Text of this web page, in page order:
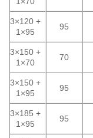
3×120 +
1×95
95
3×150 +
1×70
70
3×150 +
1×95
95
3×185 +
1×95
95